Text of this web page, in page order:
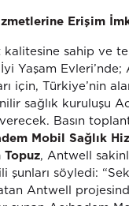
Erişim
sahip ve
Yaşam
için, Türkiye’nin
sağlık kuruluşu
Basın
Mobil Sağlık
Topuz, Antwell
şunları söyledi:
Antwell